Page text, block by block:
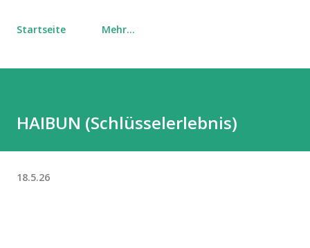
Startseite Mehr…
HAIBUN (Schlüsselerlebnis)
18.5.26